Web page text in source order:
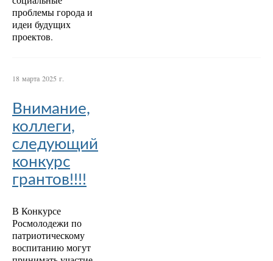
проблемы города и
идеи будущих
проектов.
18 марта 2025 г.
Внимание,
коллеги,
следующий
конкурс
грантов!!!!
В Конкурсе
Росмолодежи по
патриотическому
воспитанию могут